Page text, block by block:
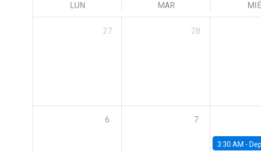
LUN MAR MIÉ
27 28
6 7
3:30 AM -